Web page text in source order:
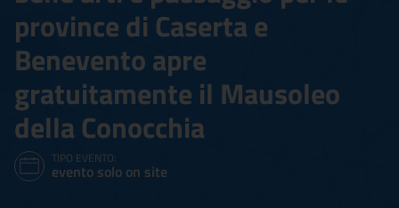
province di Caserta e
Benevento apre
gratuitamente il Mausoleo
della Conocchia
TIPO EVENTO:
evento solo on site